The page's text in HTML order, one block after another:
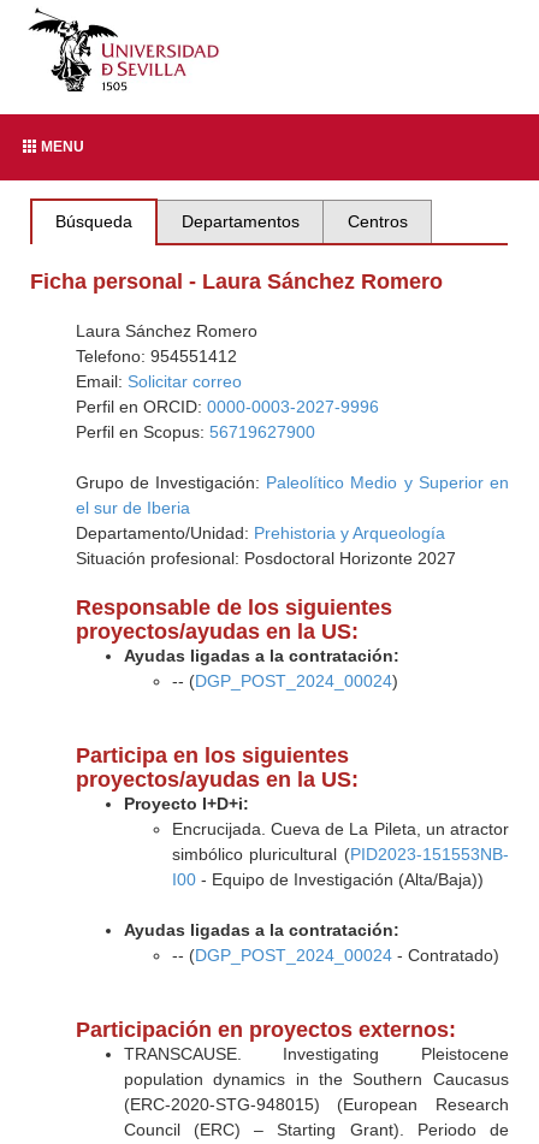
MENU
Búsqueda Departamentos Centros
Ficha personal - Laura Sánchez Romero
Laura Sánchez Romero
Telefono: 954551412
Email: Solicitar correo
Perfil en ORCID: 0000-0003-2027-9996
Perfil en Scopus: 56719627900
Grupo de Investigación: Paleolítico Medio y Superior en
el sur de Iberia
Departamento/Unidad: Prehistoria y Arqueología
Situación profesional: Posdoctoral Horizonte 2027
Responsable de los siguientes
proyectos/ayudas en la US:
Ayudas ligadas a la contratación:
-- (DGP_POST_2024_00024)
Participa en los siguientes
proyectos/ayudas en la US:
Proyecto I+D+i:
Encrucijada. Cueva de La Pileta, un atractor
simbólico pluricultural (PID2023-151553NB-
I00- Equipo de Investigación (Alta/Baja))
Ayudas ligadas a la contratación:
-- (DGP_POST_2024_00024- Contratado)
Participación en proyectos externos:
TRANSCAUSE. Investigating Pleistocene
population dynamics in the Southern Caucasus
(ERC-2020-STG-948015) (European Research
Council (ERC) – Starting Grant). Periodo de